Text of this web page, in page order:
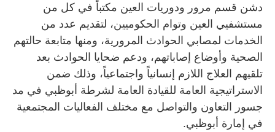
دشن قسم مرور ودوريات العين مكتباً في كل من
مستشفيي العين وتوام الحكوميين، لتقديم عدد من
الخدمات لمصابي الحوادث المرورية، ومنها متابعة حالتهم
الصحية وأوضاع إصاباتهم، ودعم ضحايا الحوادث بعد
تلقيهم العلاج اللازم إنسانياً واجتماعياً، وذلك ضمن
الاستراتيجية العامة للقيادة العامة لشرطة أبوظبي في مد
جسور التعاون والتواصل مع مختلف الفعاليات المجتمعية
في إمارة أبوظبي.